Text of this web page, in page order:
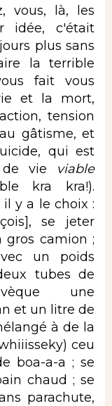
vous, là, les
idée, c'était
plus sans
la terrible
fait vous
et la mort,
tension
gâtisme, et
qui est
de vie viable
kra kra!).
y a le choix :
se jeter
gros camion ;
un poids
tubes de
une
et un litre de
à de la
ceu
boa-a-a ; se
chaud ; se
parachute,